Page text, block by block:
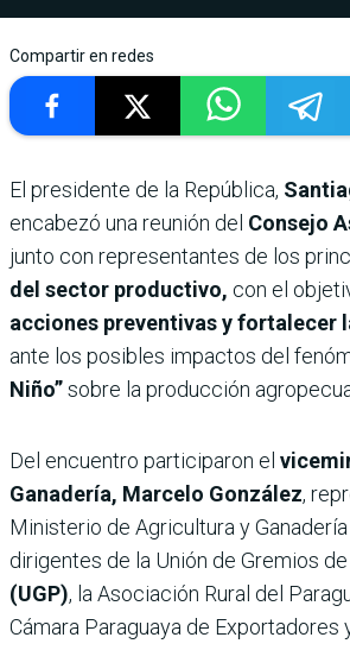
Compartir en redes
El presidente de la República,
encabezó una reunión del Consejo
junto con representantes de los
del sector productivo, con el
acciones preventivas y fortalecer
ante los posibles impactos del
Niño”sobre la producción
Del encuentro participaron el
Ganadería, Marcelo González,
Ministerio de Agricultura y Ganadería
dirigentes de la Unión de Gremios
(UGP), la Asociación Rural del
Cámara Paraguaya de Exportadores